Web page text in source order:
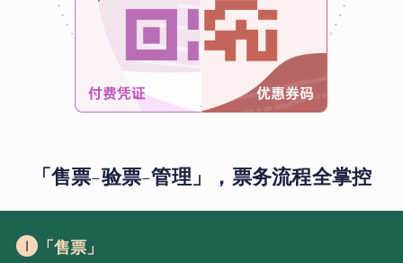
「售票-验票-管理」，票务流程全掌控
「售票」